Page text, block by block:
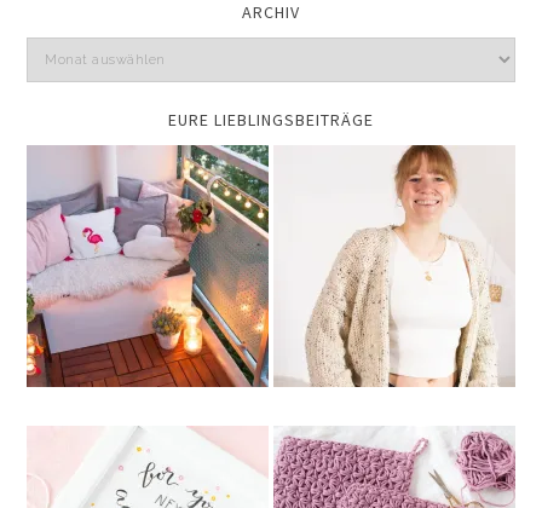
ARCHIV
EURE LIEBLINGSBEITRÄGE